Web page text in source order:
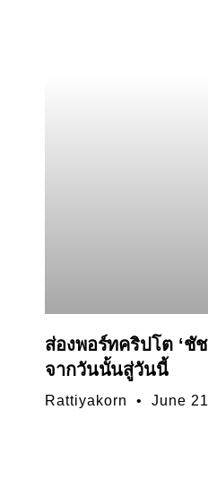
ส่องพอร์ทคริปโต ‘ชั
จากวันนั้นสู่วันนี้
Rattiyakorn June